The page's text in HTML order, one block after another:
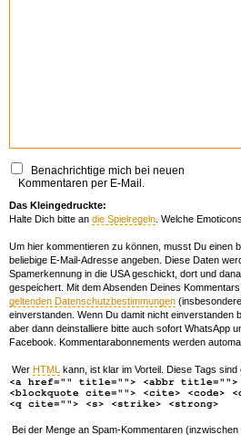
Benachrichtige mich bei neuen
Kommentaren per E-Mail.
Das Kleingedruckte:
Halte Dich bitte an die Spielregeln . Welche
Um hier kommentieren zu können, musst Du einen
beliebige E-Mail-Adresse angeben. Diese Daten
Spamerkennung in die USA geschickt, dort und
gespeichert. Mit dem Absenden Deines
geltenden Datenschutzbestimmungen
einverstanden. Wenn Du damit nicht einverstanden
aber dann deinstalliere bitte auch sofort WhatsApp
Facebook. Kommentarabonnements werden
Wer HTML kann, ist klar im Vorteil. Diese Tags sind
<a href="" title=""> <abbr title="">
<blockquote cite=""> <cite> <code>
<q cite=""> <s> <strike> <strong>
Bei der Menge an Spam-Kommentaren